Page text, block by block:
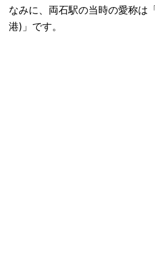
なみに、両石駅の当時の愛称は
港)」です。